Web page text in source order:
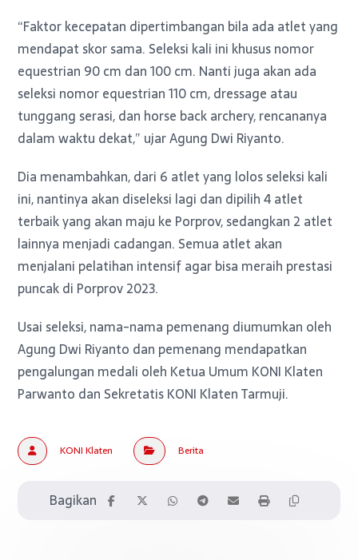
“Faktor kecepatan dipertimbangan bila ada atlet yang
mendapat skor sama. Seleksi kali ini khusus nomor
equestrian 90 cm dan 100 cm. Nanti juga akan ada
seleksi nomor equestrian 110 cm, dressage atau
tunggang serasi, dan horse back archery, rencananya
dalam waktu dekat,” ujar Agung Dwi Riyanto.
Dia menambahkan, dari 6 atlet yang lolos seleksi kali
ini, nantinya akan diseleksi lagi dan dipilih 4 atlet
terbaik yang akan maju ke Porprov, sedangkan 2 atlet
lainnya menjadi cadangan. Semua atlet akan
menjalani pelatihan intensif agar bisa meraih prestasi
puncak di Porprov 2023.
Usai seleksi, nama-nama pemenang diumumkan oleh
Agung Dwi Riyanto dan pemenang mendapatkan
pengalungan medali oleh Ketua Umum KONI Klaten
Parwanto dan Sekretatis KONI Klaten Tarmuji.
KONI Klaten Berita